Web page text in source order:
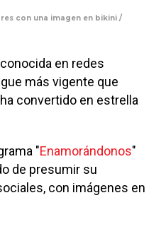
con una imagen en bikini /
en redes
más vigente que
convertido en estrella
"Enamorándonos"
de presumir su
con imágenes en